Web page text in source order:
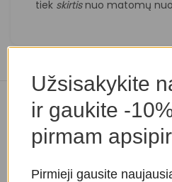
tiek skirtisnuo matomų
Panašios prekės
Užsisakykite
ir gaukite -
pirmam
Pirmieji gausite